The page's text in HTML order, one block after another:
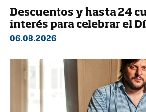
Descuentos y hasta 24
interés para celebrar el
06.08.2026